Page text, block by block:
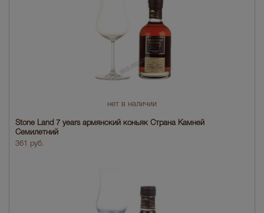
нет в наличии
Stone Land 7 years армянский коньяк Страна Камней
Семилетний
361 руб.